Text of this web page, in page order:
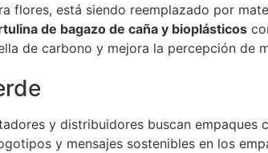
flores, está siendo reemplazado por
de bagazo de caña y bioplásticos
de carbono y mejora la percepción de
y distribuidores buscan empaques
y mensajes sostenibles en los